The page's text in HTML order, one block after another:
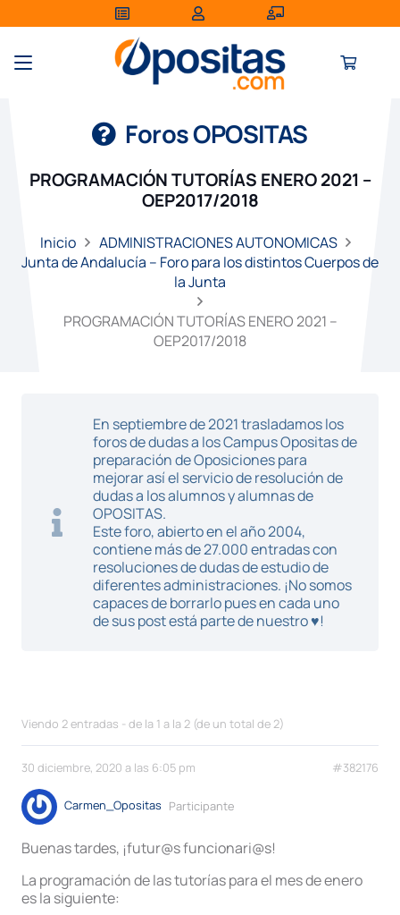
Foros OPOSITAS
PROGRAMACIÓN TUTORÍAS ENERO 2021 –
OEP2017/2018
Inicio
ADMINISTRACIONES AUTONOMICAS
Junta de Andalucía – Foro para los distintos Cuerpos de
la Junta
PROGRAMACIÓN TUTORÍAS ENERO 2021 –
OEP2017/2018
En septiembre de 2021 trasladamos los
foros de dudas a los Campus Opositas de
preparación de Oposiciones para
mejorar así el servicio de resolución de
dudas a los alumnos y alumnas de
OPOSITAS.
Este foro, abierto en el año 2004,
contiene más de 27.000 entradas con
resoluciones de dudas de estudio de
diferentes administraciones. ¡No somos
capaces de borrarlo pues en cada uno
de sus post está parte de nuestro ♥!
Viendo 2 entradas - de la 1 a la 2 (de un total de 2)
30 diciembre, 2020 a las 6:05 pm #382176
Carmen_Opositas Participante
Buenas tardes, ¡futur@s funcionari@s!
La programación de las tutorías para el mes de enero
es la siguiente: